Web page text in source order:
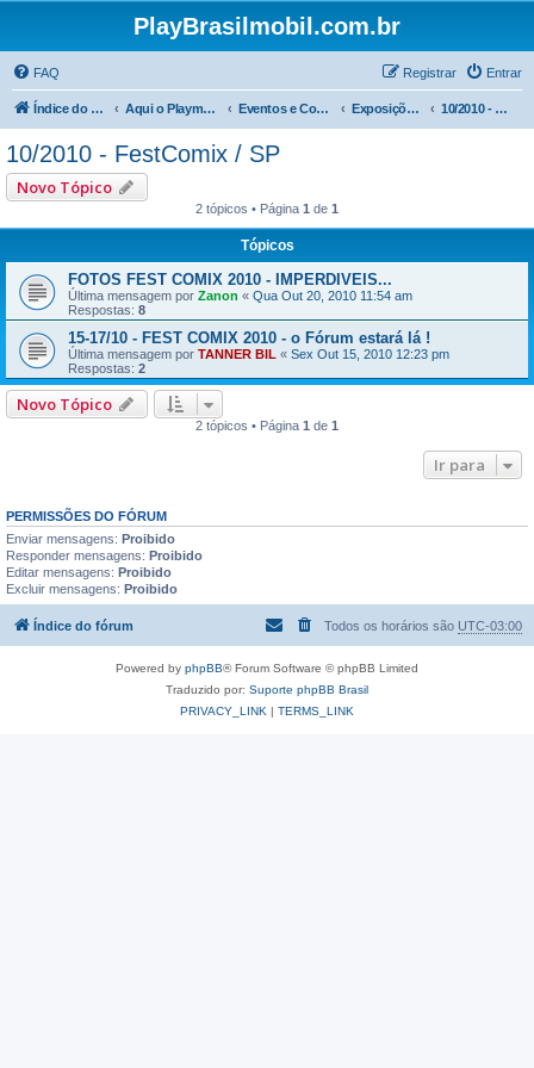
PlayBrasilmobil.com.br
FAQ Entrar
Registrar
Índice do fórum Aqui o Playmobil é notícia ! Eventos e Comemorações Exposições FESTCOMIX / SP 10/2010 - FestComix / SP
10/2010 - FestComix / SP
Novo Tópico
2 tópicos • Página 1 de 1
Tópicos
FOTOS FEST COMIX 2010 - IMPERDIVEIS...
Última mensagem por Zanon « Qua Out 20, 2010 11:54 am
Respostas: 8
15-17/10 - FEST COMIX 2010 - o Fórum estará lá !
Última mensagem por TANNER BIL « Sex Out 15, 2010 12:23 pm
Respostas: 2
Novo Tópico
2 tópicos • Página 1 de 1
Ir para
PERMISSÕES DO FÓRUM
Enviar mensagens: Proibido
Responder mensagens: Proibido
Editar mensagens: Proibido
Excluir mensagens: Proibido
Índice do fórum Todos os horários são UTC-03:00
Powered by phpBB® Forum Software © phpBB Limited
Traduzido por: Suporte phpBB Brasil
PRIVACY_LINK | TERMS_LINK